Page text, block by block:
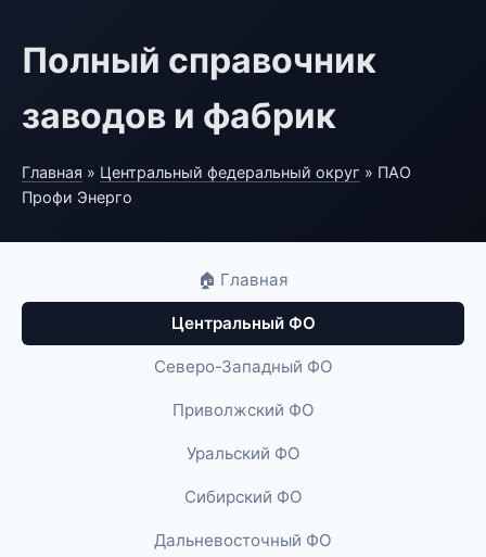
Полный справочник
заводов и фабрик
Главная » Центральный федеральный округ » ПАО
Профи Энерго
🏠 Главная
Центральный ФО
Северо-Западный ФО
Приволжский ФО
Уральский ФО
Сибирский ФО
Дальневосточный ФО